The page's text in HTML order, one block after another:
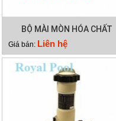
BỘ MÀI MÒN HÓA CHẤT
EMAUX CLL-75
Giá bán: Liên hệ